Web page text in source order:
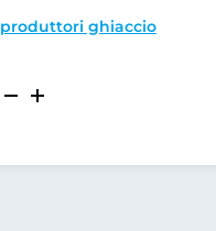
produttori ghiaccio